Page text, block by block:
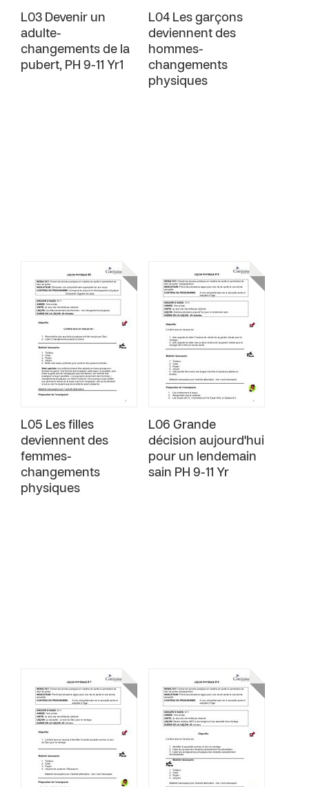
L03 Devenir un
adulte-
changements de la
pubert‚ PH 9-11 Yr1
L04 Les garçons
deviennent des
hommes-
changements
physiques
L05 Les filles
deviennent des
femmes-
changements
physiques
L06 Grande
décision aujourd'hui
pour un lendemain
sain PH 9-11 Yr